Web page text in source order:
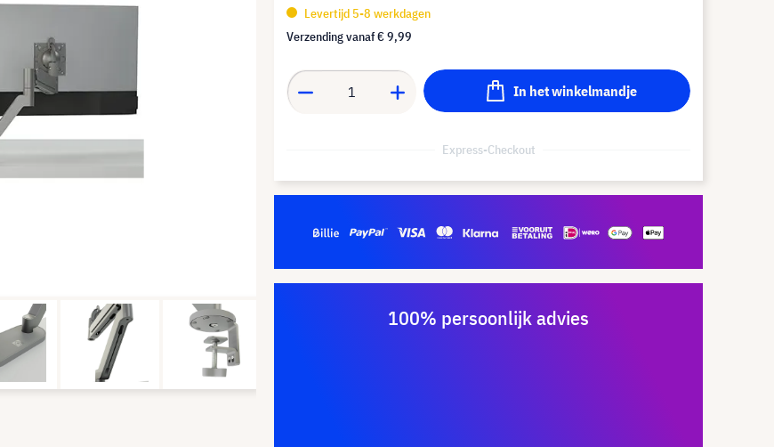
Levertijd 5-8 werkdagen
Verzending vanaf€ 9,99
In het winkelmandje
Express-Checkout
100% persoonlijk advies